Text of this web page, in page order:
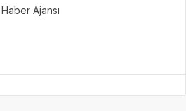
Ajansı